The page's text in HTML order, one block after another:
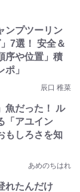
ンプツーリン
7選！ 安全＆
序や位置」積
」
辰口 稚菜
魚だった！ ル
「アユイン
もしろさを知
あめのちはれ
れたんだけ